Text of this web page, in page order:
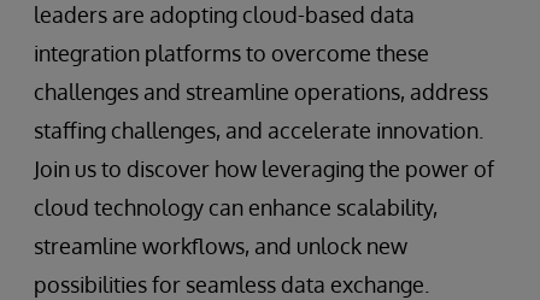
leaders are adopting cloud-based data
integration platforms to overcome these
challenges and streamline operations, address
staffing challenges, and accelerate innovation.
Join us to discover how leveraging the power of
cloud technology can enhance scalability,
streamline workflows, and unlock new
possibilities for seamless data exchange.